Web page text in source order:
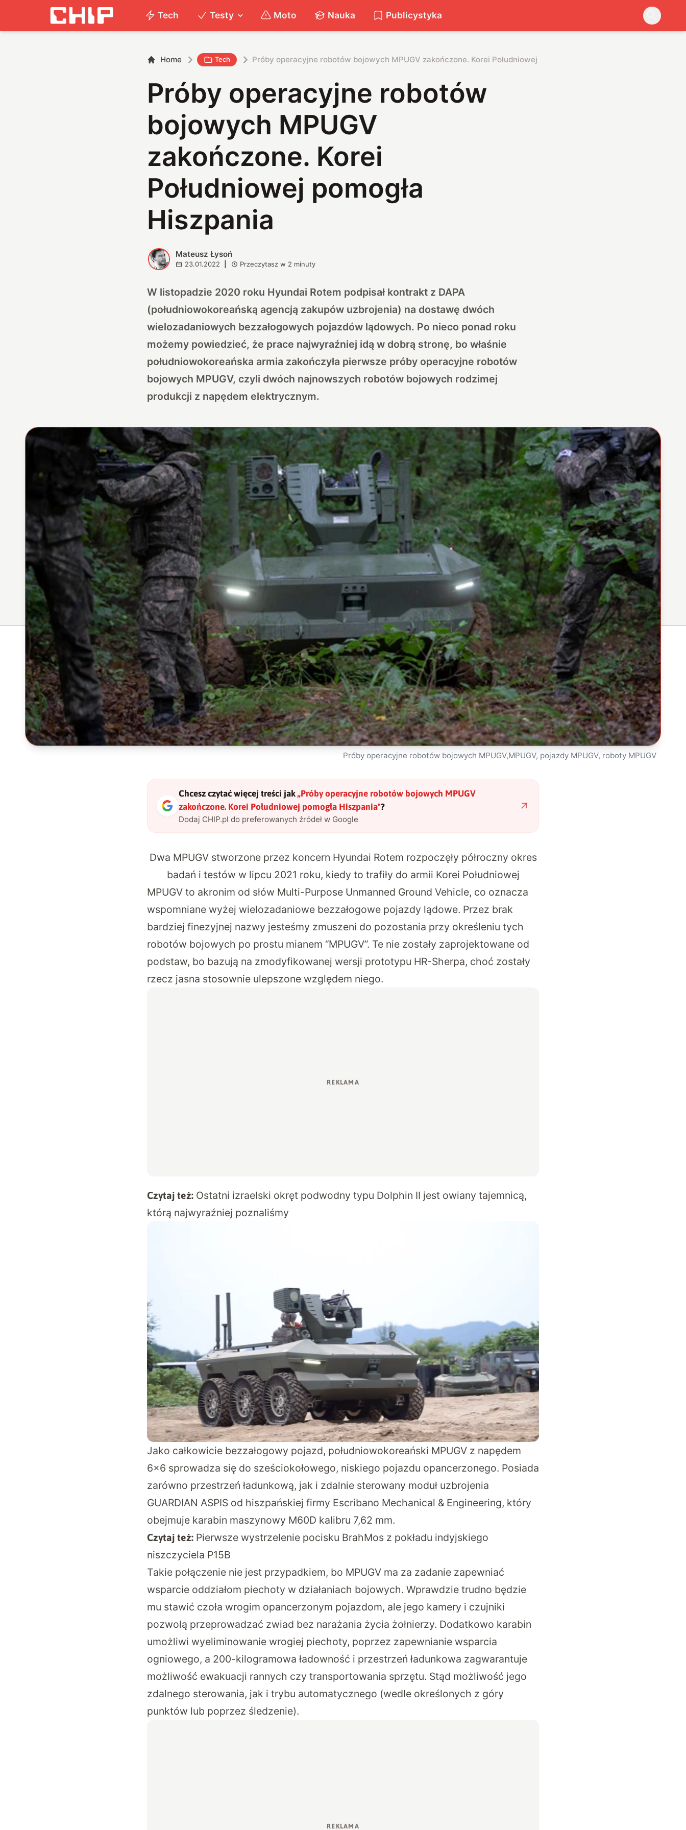
Tech Testy Moto Nauka Publicystyka
Home Tech Próby operacyjne robotów bojowych MPUGV zakończone. Korei Południowej pomogła Hiszpania
Próby operacyjne robotów
bojowych MPUGV
zakończone. Korei
Południowej pomogła
Hiszpania
M Mateusz Łysoń
23.01.2022 Przeczytasz w 2 minuty
W listopadzie 2020 roku Hyundai Rotem podpisał kontrakt z DAPA
(południowokoreańską agencją zakupów uzbrojenia) na dostawę dwóch
wielozadaniowych bezzałogowych pojazdów lądowych. Po nieco ponad roku
możemy powiedzieć, że prace najwyraźniej idą w dobrą stronę, bo właśnie
południowokoreańska armia zakończyła pierwsze próby operacyjne robotów
bojowych MPUGV, czyli dwóch najnowszych robotów bojowych rodzimej
produkcji z napędem elektrycznym.
Próby operacyjne robotów bojowych MPUGV,MPUGV, pojazdy MPUGV, roboty MPUGV
Chcesz czytać więcej treści jak „Próby operacyjne robotów bojowych MPUGV
zakończone. Korei Południowej pomogła Hiszpania"?
Dodaj CHIP.pl do preferowanych źródeł w Google
Dwa MPUGV stworzone przez koncern Hyundai Rotem rozpoczęły półroczny okres
badań i testów w lipcu 2021 roku, kiedy to trafiły do armii Korei Południowej
MPUGV to akronim od słów Multi-Purpose Unmanned Ground Vehicle, co oznacza
wspomniane wyżej wielozadaniowe bezzałogowe pojazdy lądowe. Przez brak
bardziej finezyjnej nazwy jesteśmy zmuszeni do pozostania przy określeniu tych
robotów bojowych po prostu mianem “MPUGV”. Te nie zostały zaprojektowane od
podstaw, bo bazują na zmodyfikowanej wersji prototypu HR-Sherpa, choć zostały
rzecz jasna stosownie ulepszone względem niego.
Czytaj też: Ostatni izraelski okręt podwodny typu Dolphin II jest owiany tajemnicą,
którą najwyraźniej poznaliśmy
Jako całkowicie bezzałogowy pojazd, południowokoreański MPUGV z napędem
6×6 sprowadza się do sześciokołowego, niskiego pojazdu opancerzonego. Posiada
zarówno przestrzeń ładunkową, jak i zdalnie sterowany moduł uzbrojenia
GUARDIAN ASPIS od hiszpańskiej firmy Escribano Mechanical & Engineering, który
obejmuje karabin maszynowy M60D kalibru 7,62 mm.
Czytaj też: Pierwsze wystrzelenie pocisku BrahMos z pokładu indyjskiego
niszczyciela P15B
Takie połączenie nie jest przypadkiem, bo MPUGV ma za zadanie zapewniać
wsparcie oddziałom piechoty w działaniach bojowych. Wprawdzie trudno będzie
mu stawić czoła wrogim opancerzonym pojazdom, ale jego kamery i czujniki
pozwolą przeprowadzać zwiad bez narażania życia żołnierzy. Dodatkowo karabin
umożliwi wyeliminowanie wrogiej piechoty, poprzez zapewnianie wsparcia
ogniowego, a 200-kilogramowa ładowność i przestrzeń ładunkowa zagwarantuje
możliwość ewakuacji rannych czy transportowania sprzętu. Stąd możliwość jego
zdalnego sterowania, jak i trybu automatycznego (wedle określonych z góry
punktów lub poprzez śledzenie).